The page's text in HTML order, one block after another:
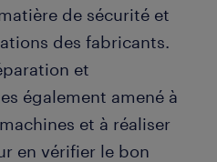
de sécurité et
des fabricants.
et
également amené à
et à réaliser
en vérifier le bon